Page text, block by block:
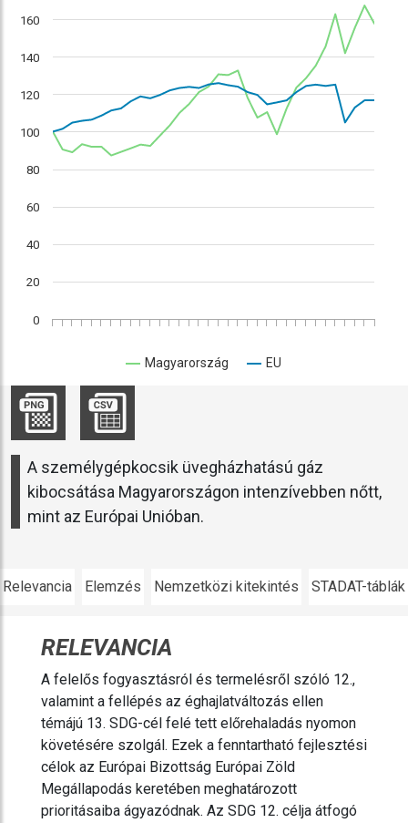
Magyarország EU
0
20
40
60
80
100
120
140
160
A személygépkocsik üvegházhatású gáz
kibocsátása Magyarországon intenzívebben nőtt,
mint az Európai Unióban.
Relevancia Elemzés Nemzetközi kitekintés STADAT-táblák
RELEVANCIA
A felelős fogyasztásról és termelésről szóló 12.,
valamint a fellépés az éghajlatváltozás ellen
témájú 13. SDG-cél felé tett előrehaladás nyomon
követésére szolgál. Ezek a fenntartható fejlesztési
célok az Európai Bizottság Európai Zöld
Megállapodás keretében meghatározott
prioritásaiba ágyazódnak. Az SDG 12. célja átfogó